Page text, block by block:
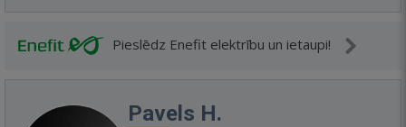
Pieslēdz Enefit elektrību un ietaupi!
Pavels H.